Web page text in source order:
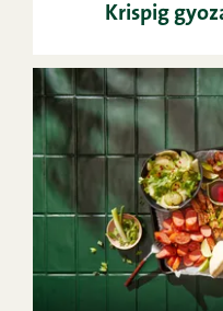
Krispig